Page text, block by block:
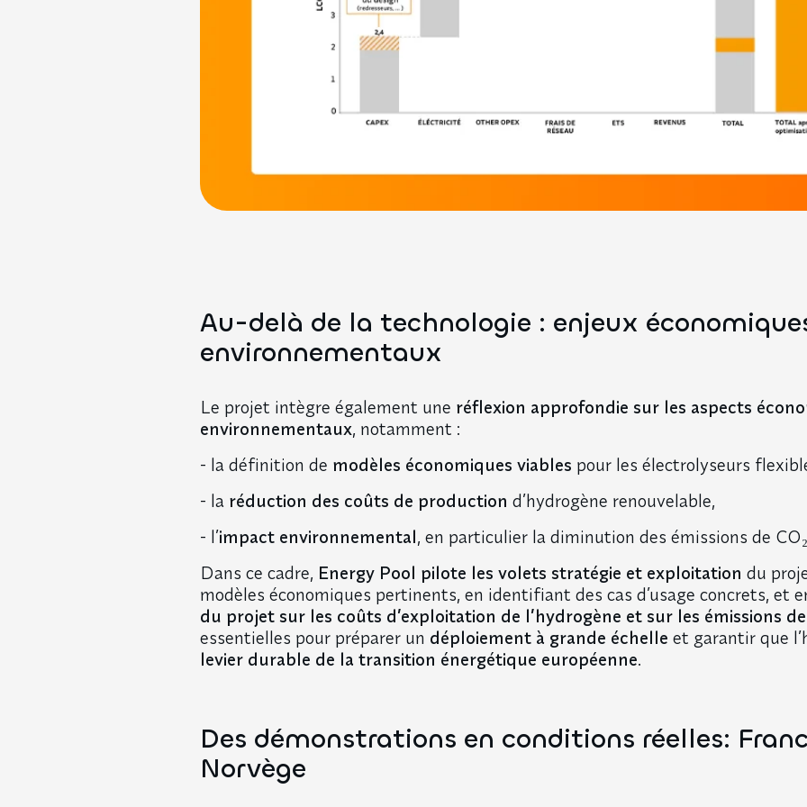
Au-delà de la technologie : enjeux
environnementaux
Le projet intègre également une réflexion approfondie sur les aspects
environnementaux, notamment :
- la définition de modèles économiques viables pour les électrolyseurs
- la réduction des coûts de production d’hydrogène renouvelable,
- l’impact environnemental, en particulier la diminution des émissions de
Dans ce cadre, Energy Pool pilote les volets stratégie et exploitation du
modèles économiques pertinents, en identifiant des cas d’usage concrets, et
du projet sur les coûts d’exploitation de l’hydrogène et sur les émissions de
essentielles pour préparer un déploiement à grande échelle et garantir que
levier durable de la transition énergétique européenne.
Des démonstrations en conditions réelles:
Norvège